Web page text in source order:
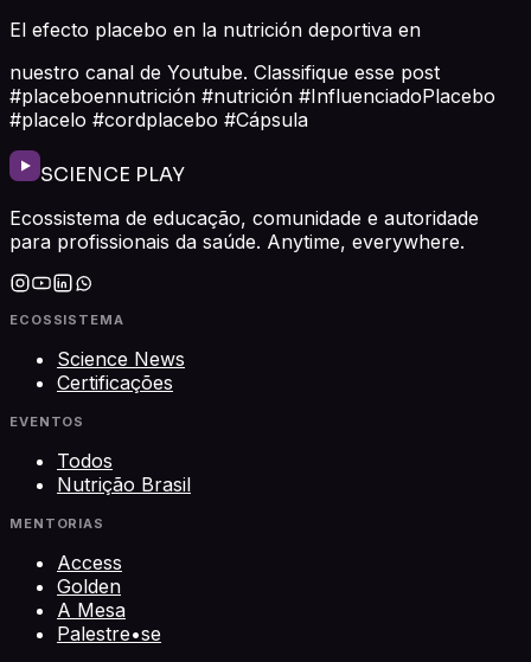
El efecto placebo en la nutrición deportiva en
nuestro canal de Youtube. Classifique esse post
#placeboennutrición #nutrición #InfluenciadoPlacebo
#placelo #cordplacebo #Cápsula
SCIENCE PLAY
Ecossistema de educação, comunidade e autoridade
para profissionais da saúde. Anytime, everywhere.
ECOSSISTEMA
Science News
Certificações
EVENTOS
Todos
Nutrição Brasil
MENTORIAS
Access
Golden
A Mesa
Palestre•se